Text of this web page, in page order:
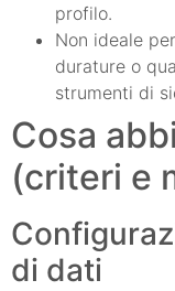
profilo.
Non ideale
durature o
strumenti di
Cosa
(criteri e
di dati